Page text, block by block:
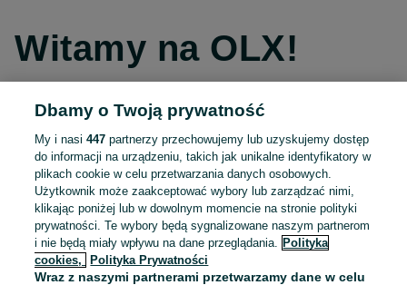
Witamy na OLX!
Kontynuuj przez Facebooka
Kontynuuj przez konto Apple
Kontynuuj przez konto Google
LUB
Dbamy o Twoją prywatność
My i nasi447 partnerzy przechowujemy lub uzyskujemy dostęp
do informacji na urządzeniu, takich jak unikalne identyfikatory w
plikach cookie w celu przetwarzania danych osobowych.
Użytkownik może zaakceptować wybory lub zarządzać nimi,
klikając poniżej lub w dowolnym momencie na stronie polityki
prywatności. Te wybory będą sygnalizowane naszym partnerom
i nie będą miały wpływu na dane przeglądania.
Polityka
cookies,
Polityka Prywatności
Wraz z naszymi partnerami przetwarzamy dane w celu